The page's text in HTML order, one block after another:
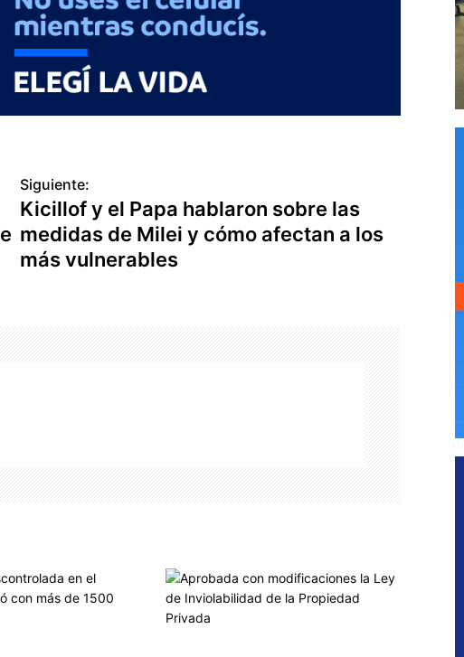
Siguiente:
Kicillof y el Papa hablaron sobre las
medidas de Milei y cómo afectan a los
más vulnerables